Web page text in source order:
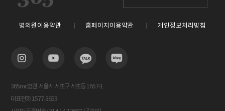
병의원이용약관 홈페이지이용약관 개인정보처리방침
365mc병원 서울시 서초구 서초동 1657-1
대표전화 1577-3653